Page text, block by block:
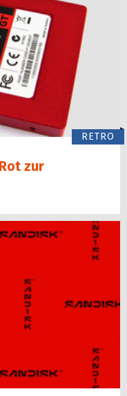
RETRO
zur